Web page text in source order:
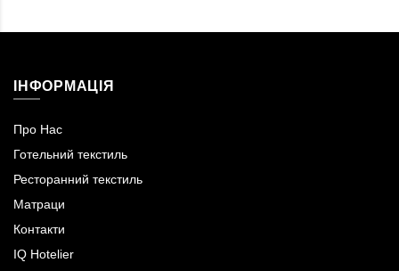
ІНФОРМАЦІЯ
Про Нас
Готельний текстиль
Ресторанний текстиль
Матраци
Контакти
IQ Hotelier